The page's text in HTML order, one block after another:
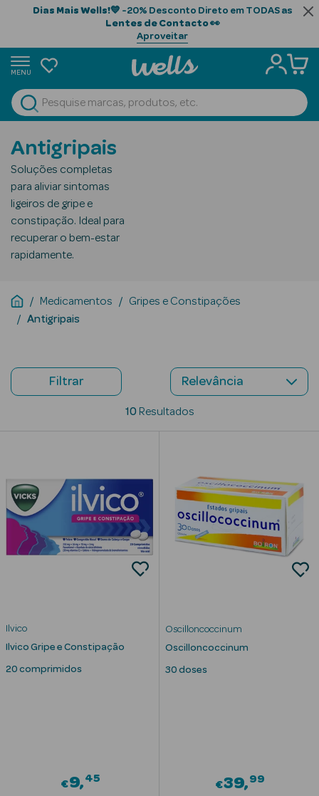
Dias Mais Wells!💙 -20% Desconto Direto em TODAS as
Lentes de Contacto👀
Aproveitar
MENU
Ver Tudo
Beauty Season
Cabelo
Profissional
Beauty Season
Cosmética
Cosmética
Luxo
Cabelo
Maquilhagem
Luxo
Beauty Season
Nutricosmética
Solares
Antigripais
Soluções completas
para aliviar sintomas
ligeiros de gripe e
constipação. Ideal para
recuperar o bem-estar
rapidamente.
Medicamentos
Gripes e Constipações
Antigripais
Filtrar
10 Resultados
Ilvico
Ilvico Gripe e Constipação
20 comprimidos
€9 45
Oscilloncoccinum
Oscilloncoccinum
30 doses
€39 99